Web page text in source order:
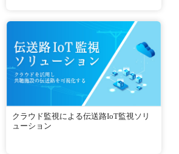
クラウド監視による伝送路IoT監視ソリ
ューション